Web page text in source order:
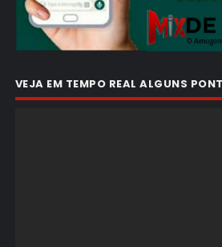
VEJA EM TEMPO REAL ALGUNS